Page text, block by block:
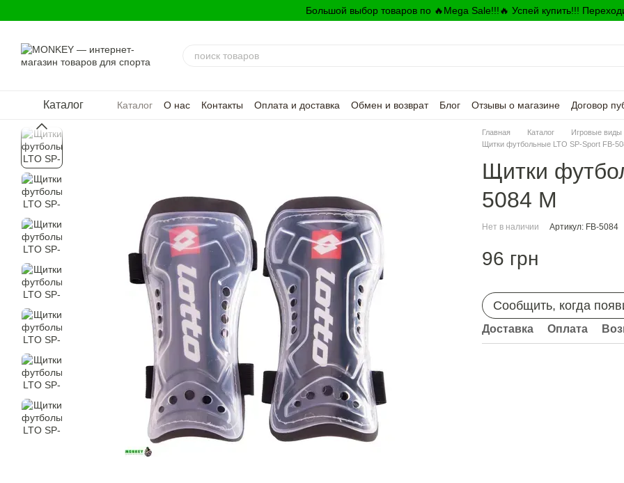
Большой выбор товаров по 🔥Mega Sale!!!🔥 Успей купить!!!
Каталог Каталог О нас Контакты Оплата и доставка Обмен и возврат Блог Отзывы о магазине
Договор
Главная Каталог
Игровые виды
Щитки футбольные LTO SP-Sport FB-
Щитки
5084 М
Нет в наличии Артикул: FB-5084
96 грн
Сообщить, когда
Доставка Оплата